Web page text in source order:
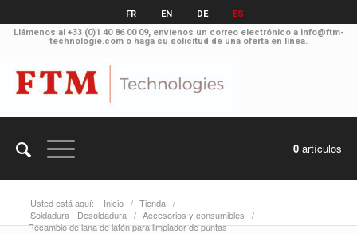
FR EN DE
ES
Llámenos al +33 (0)1 40 86 00 09, envíenos un correo electrónico a info@ftm-
technologie.com o haga su solicitud de una oferta en línea.
0 artículos
Usted está aquí: Inicio / Tienda /
Soldadura - Desoldadura / Accesorios y consumibles
/
Recambio de lana de latón para limpiador de puntas